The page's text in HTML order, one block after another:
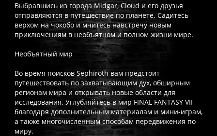
Выбравшись из города Midgar, Cloud и его друзья
отправляются в путешествие по планете. Садитесь
верхом на чокобо и мчитесь навстречу новым
приключениям в необъятном и полном жизни мире.
Необъятный мир
Во время поисков Sephiroth вам предстоит
путешествовать по захватывающим дух, обширным
регионам мира и открывать новые области для
исследования. Углубляйтесь в мир FINAL FANTASY VII
благодаря дополнительным материалам и мини-играм,
а также многочисленным способам передвижения по
миру.